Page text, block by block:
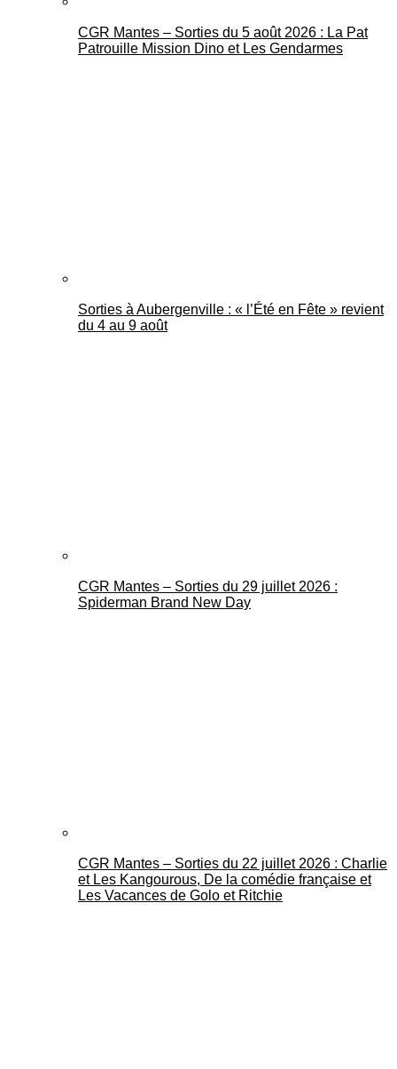
CGR Mantes – Sorties du 5 août 2026 : La Pat
Patrouille Mission Dino et Les Gendarmes
Sorties à Aubergenville : « l’Été en Fête » revient
du 4 au 9 août
CGR Mantes – Sorties du 29 juillet 2026 :
Spiderman Brand New Day
CGR Mantes – Sorties du 22 juillet 2026 : Charlie
et Les Kangourous, De la comédie française et
Les Vacances de Golo et Ritchie